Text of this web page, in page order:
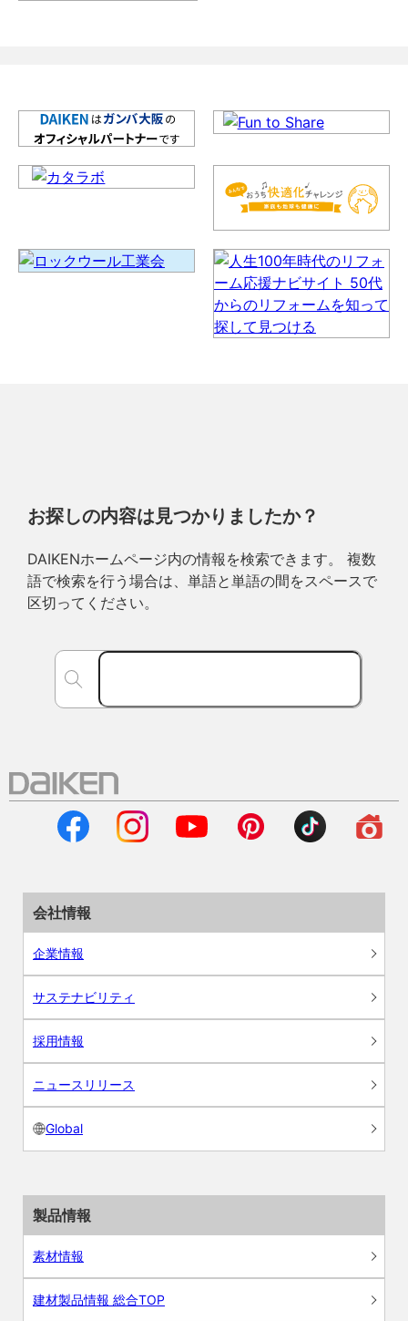
お探しの内容は見つかりましたか？
DAIKENホームページ内の情報を検索できます。 複数
語で検索を行う場合は、単語と単語の間をスペースで
区切ってください。
会社情報
企業情報
サステナビリティ
採用情報
ニュースリリース
Global
製品情報
素材情報
建材製品情報 総合TOP